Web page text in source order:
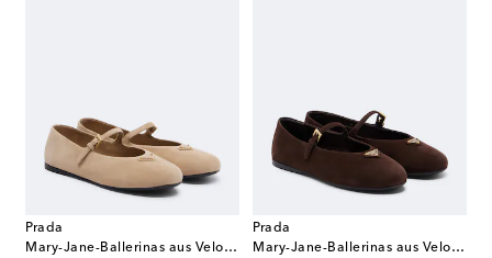
Prada
Mary-Jane-Ballerinas aus Veloursleder
Prada
Mary-Jane-Ballerinas aus Veloursleder